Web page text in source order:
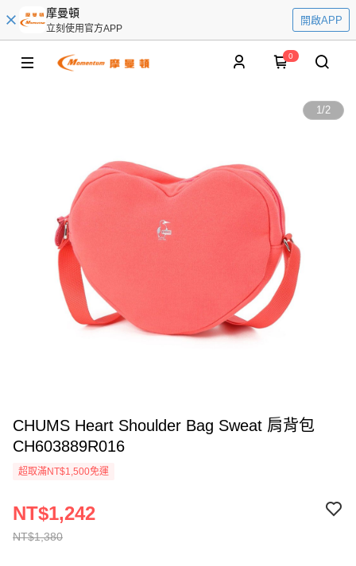
摩曼頓
立刻使用官方APP
開啟APP
0
1/2
CHUMS Heart Shoulder Bag Sweat 肩背包
CH603889R016
超取滿NT$1,500免運
NT$1,380
NT$1,242